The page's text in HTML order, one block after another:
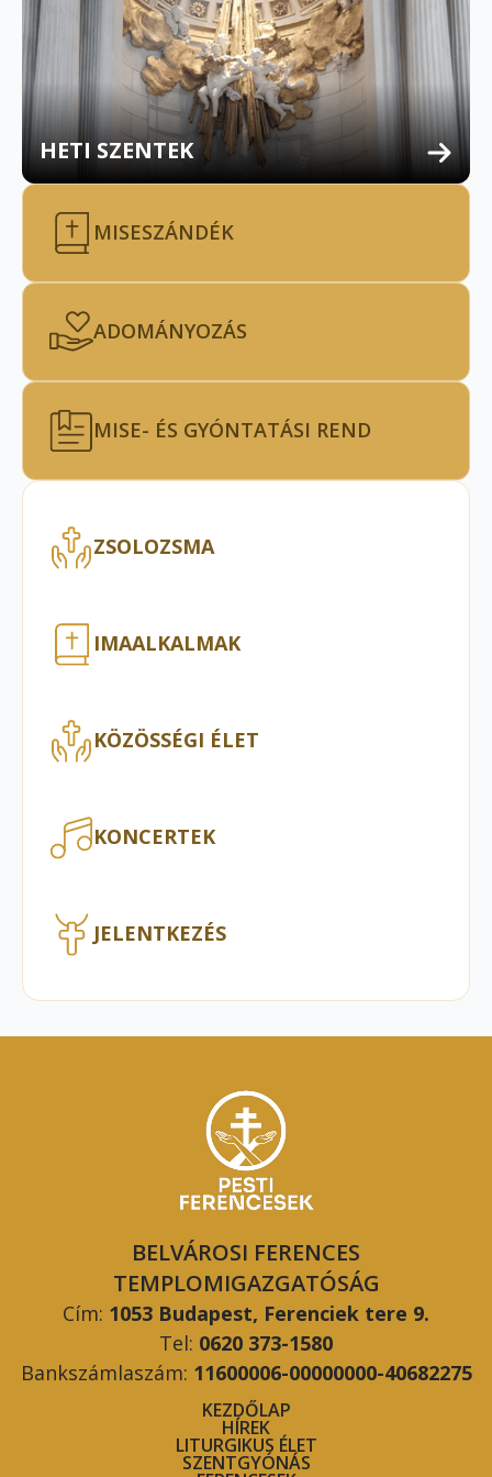
HETI SZENTEK
MISESZÁNDÉK
ADOMÁNYOZÁS
MISE- ÉS GYÓNTATÁSI REND
ZSOLOZSMA
IMAALKALMAK
KÖZÖSSÉGI ÉLET
KONCERTEK
JELENTKEZÉS
BELVÁROSI FERENCES
TEMPLOMIGAZGATÓSÁG
Cím: 1053 Budapest, Ferenciek tere 9.
Tel: 0620 373-1580
Bankszámlaszám: 11600006-00000000-40682275
KEZDŐLAP
HÍREK
LITURGIKUS ÉLET
SZENTGYÓNÁS